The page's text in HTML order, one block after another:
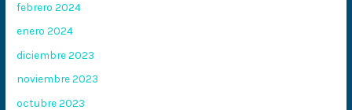
febrero 2024
enero 2024
diciembre 2023
noviembre 2023
octubre 2023